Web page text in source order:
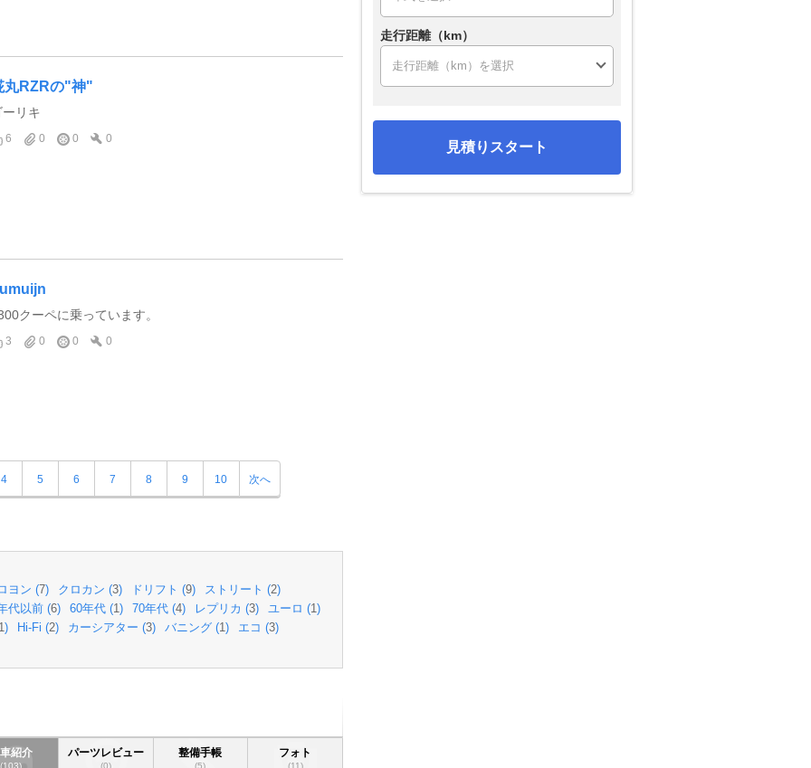
丸RZRの"神"
リキ
6 0 0 0
クーペに乗っています。
3 0 0 0
4 5 6 7 8 9 10 次へ
ヨン (7) クロカン (3) ドリフト (9) ストリート (2)
代以前 (6) 60年代 (1) 70年代 (4) レプリカ (3) ユーロ (1)
) Hi-Fi (2) カーシアター (3) バニング (1) エコ (3)
紹介
(103)
パーツレビュー
(0)
整備手帳
(5)
フォト
(11)
走行距離（km）
見積りスタート